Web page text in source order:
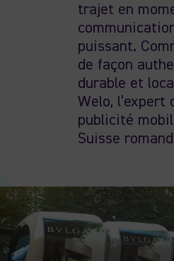
trajet en
puissant.
de façon
durable et
Welo, l’expert
publicité
Suisse